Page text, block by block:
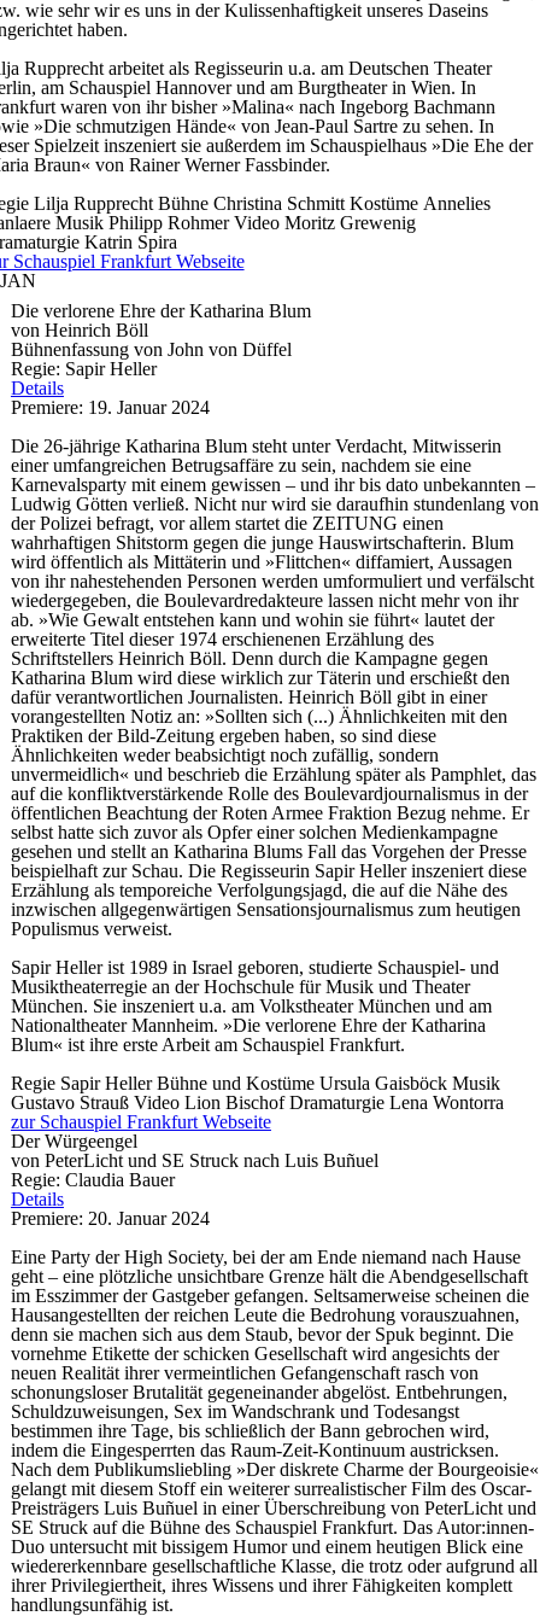
wie sehr wir es uns in der Kulissenhaftigkeit unseres Daseins
haben.
Rupprecht arbeitet als Regisseurin u.a. am Deutschen Theater
am Schauspiel Hannover und am Burgtheater in Wien. In
waren von ihr bisher »Malina« nach Ingeborg Bachmann
»Die schmutzigen Hände« von Jean-Paul Sartre zu sehen. In
Spielzeit inszeniert sie außerdem im Schauspielhaus »Die Ehe der
Braun« von Rainer Werner Fassbinder.
Lilja Rupprecht BühneChristina Schmitt Kostüme Annelies
Musik Philipp RohmerVideoMoritz Grewenig
Katrin Spira
Schauspiel Frankfurt Webseite
JAN
Die verlorene Ehre der Katharina Blum
von Heinrich Böll
Bühnenfassung von John von Düffel
Regie: Sapir Heller
Details
Premiere: 19. Januar 2024
Die 26-jährige Katharina Blum steht unter Verdacht, Mitwisserin
einer umfangreichen Betrugsaffäre zu sein, nachdem sie eine
Karnevalsparty mit einem gewissen – und ihr bis dato unbekannten –
Ludwig Götten verließ. Nicht nur wird sie daraufhin stundenlang von
der Polizei befragt, vor allem startet die ZEITUNG einen
wahrhaftigen Shitstorm gegen die junge Hauswirtschafterin. Blum
wird öffentlich als Mittäterin und »Flittchen« diffamiert, Aussagen
von ihr nahestehenden Personen werden umformuliert und verfälscht
wiedergegeben, die Boulevardredakteure lassen nicht mehr von ihr
ab. »Wie Gewalt entstehen kann und wohin sie führt« lautet der
erweiterte Titel dieser 1974 erschienenen Erzählung des
Schriftstellers Heinrich Böll. Denn durch die Kampagne gegen
Katharina Blum wird diese wirklich zur Täterin und erschießt den
dafür verantwortlichen Journalisten. Heinrich Böll gibt in einer
vorangestellten Notiz an: »Sollten sich (...) Ähnlichkeiten mit den
Praktiken der Bild-Zeitung ergeben haben, so sind diese
Ähnlichkeiten weder beabsichtigt noch zufällig, sondern
unvermeidlich« und beschrieb die Erzählung später als Pamphlet, das
auf die konfliktverstärkende Rolle des Boulevardjournalismus in der
öffentlichen Beachtung der Roten Armee Fraktion Bezug nehme. Er
selbst hatte sich zuvor als Opfer einer solchen Medienkampagne
gesehen und stellt an Katharina Blums Fall das Vorgehen der Presse
beispielhaft zur Schau. Die Regisseurin Sapir Heller inszeniert diese
Erzählung als temporeiche Verfolgungsjagd, die auf die Nähe des
inzwischen allgegenwärtigen Sensationsjournalismus zum heutigen
Populismus verweist.
Sapir Heller ist 1989 in Israel geboren, studierte Schauspiel- und
Musiktheaterregie an der Hochschule für Musik und Theater
München. Sie inszeniert u.a. am Volkstheater München und am
Nationaltheater Mannheim. »Die verlorene Ehre der Katharina
Blum« ist ihre erste Arbeit am Schauspiel Frankfurt.
Regie Sapir HellerBühne und KostümeUrsula GaisböckMusik
Gustavo Strauß VideoLion BischofDramaturgieLena Wontorra
zur Schauspiel Frankfurt Webseite
Der Würgeengel
von PeterLicht und SE Struck nach Luis Buñuel
Regie: Claudia Bauer
Details
Premiere: 20. Januar 2024
Eine Party der High Society, bei der am Ende niemand nach Hause
geht – eine plötzliche unsichtbare Grenze hält die Abendgesellschaft
im Esszimmer der Gastgeber gefangen. Seltsamerweise scheinen die
Hausangestellten der reichen Leute die Bedrohung vorauszuahnen,
denn sie machen sich aus dem Staub, bevor der Spuk beginnt. Die
vornehme Etikette der schicken Gesellschaft wird angesichts der
neuen Realität ihrer vermeintlichen Gefangenschaft rasch von
schonungsloser Brutalität gegeneinander abgelöst. Entbehrungen,
Schuldzuweisungen, Sex im Wandschrank und Todesangst
bestimmen ihre Tage, bis schließlich der Bann gebrochen wird,
indem die Eingesperrten das Raum-Zeit-Kontinuum austricksen.
Nach dem Publikumsliebling »Der diskrete Charme der Bourgeoisie«
gelangt mit diesem Stoff ein weiterer surrealistischer Film des Oscar-
Preisträgers Luis Buñuel in einer Überschreibung von PeterLicht und
SE Struck auf die Bühne des Schauspiel Frankfurt. Das Autor:innen-
Duo untersucht mit bissigem Humor und einem heutigen Blick eine
wiedererkennbare gesellschaftliche Klasse, die trotz oder aufgrund all
ihrer Privilegiertheit, ihres Wissens und ihrer Fähigkeiten komplett
handlungsunfähig ist.